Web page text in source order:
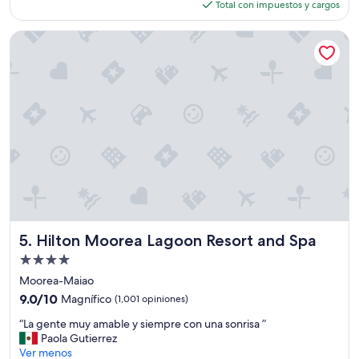
r
d
m
e
d
o
c
e
O
es
de
Total con impuestos y cargos
5. Hilton Moorea Lagoon Resort and Spa
Hilton Moorea Lagoon Resort and Spa
Propiedad
de
4.0
Moorea-Maiao
9.0
10,
Magnífico,
(1,001
9.0/10 Magnífico (1,001 opiniones)
“
L
a
“La gente muy amable y siempre con una sonrisa ”
Paola Gutierrez
Ver menos
Hilton Moorea Lagoon Resort and Spa